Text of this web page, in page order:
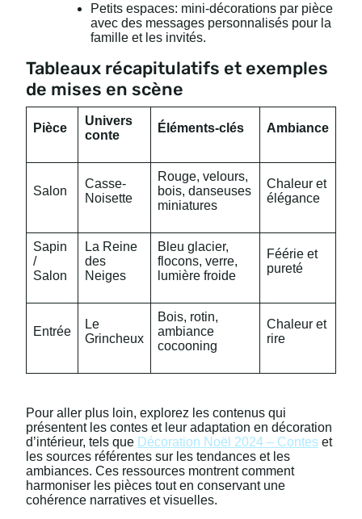
Petits espaces: mini-décorations par pièce
avec des messages personnalisés pour la
famille et les invités.
Tableaux récapitulatifs et exemples
de mises en scène
Pièce
Univers
conte
Éléments-clés Ambiance
Salon
Casse-
Noisette
Rouge, velours,
bois, danseuses
miniatures
Chaleur et
élégance
Sapin
/
Salon
La Reine
des
Neiges
Bleu glacier,
flocons, verre,
lumière froide
Féérie et
pureté
Entrée
Le
Grincheux
Bois, rotin,
ambiance
cocooning
Chaleur et
rire
Pour aller plus loin, explorez les contenus qui
présentent les contes et leur adaptation en décoration
d’intérieur, tels que Décoration Noël 2024 – Contes et
les sources référentes sur les tendances et les
ambiances. Ces ressources montrent comment
harmoniser les pièces tout en conservant une
cohérence narratives et visuelles.